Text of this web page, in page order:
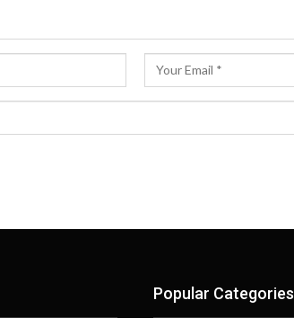
Popular Categories